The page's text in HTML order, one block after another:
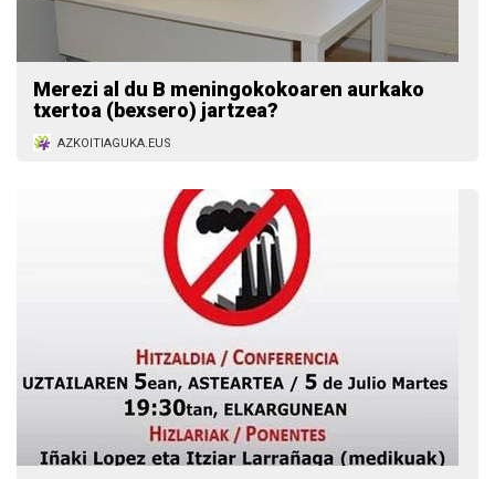
Merezi al du B meningokokoaren aurkako
txertoa (bexsero) jartzea?
AZKOITIAGUKA.EUS